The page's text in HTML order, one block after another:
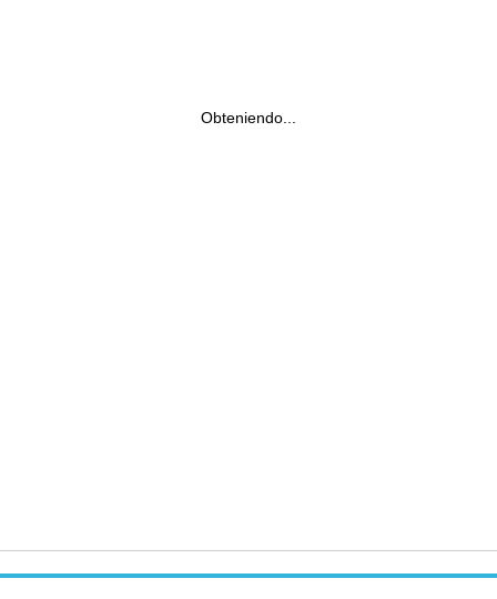
Obteniendo...